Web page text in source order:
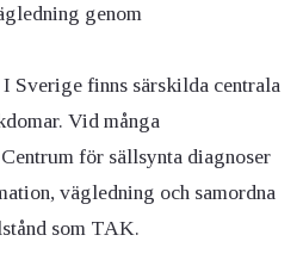
genom
I Sverige finns särskilda centrala
Vid många
för sällsynta diagnoser
vägledning och samordna
som TAK.